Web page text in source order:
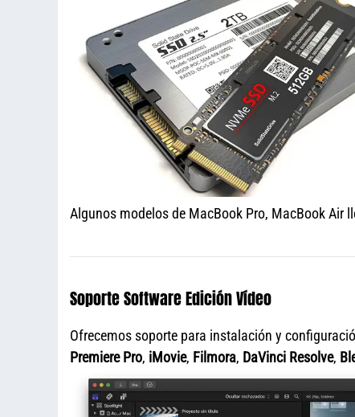
Algunos modelos de MacBook Pro, MacBook Air
Soporte Software Edición Vídeo
Ofrecemos soporte para instalación y
Premiere Pro, iMovie, Filmora, DaVinci Resolve,